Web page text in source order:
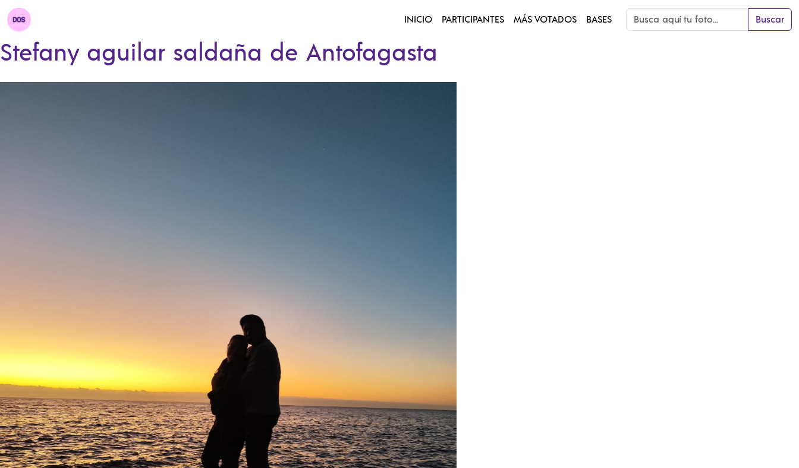
INICIO PARTICIPANTES MÁS VOTADOS BASES Buscar
Stefany aguilar saldaña de Antofagasta